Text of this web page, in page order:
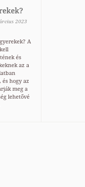
2023
A
és
az a
hogy az
meg a
lehetővé